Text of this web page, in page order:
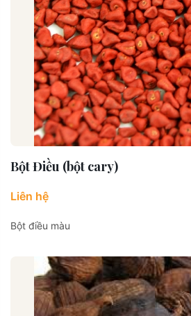
Bột Điều (bột cary)
Liên hệ
Bột điều màu